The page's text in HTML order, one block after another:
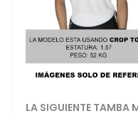
LA SIGUIENTE TAMBA